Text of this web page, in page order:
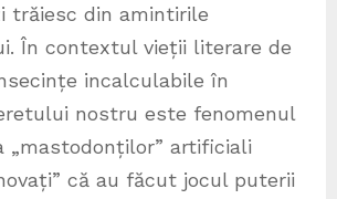
trăiesc din amintirile
În contextul vieții literare de
incalculabile în
nostru este fenomenul
„mastodonților” artificiali
că au făcut jocul puterii